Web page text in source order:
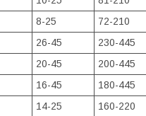
8-25 72-210
26-45 230-445
20-45
200-445
16-45
180-445
14-25
160-220